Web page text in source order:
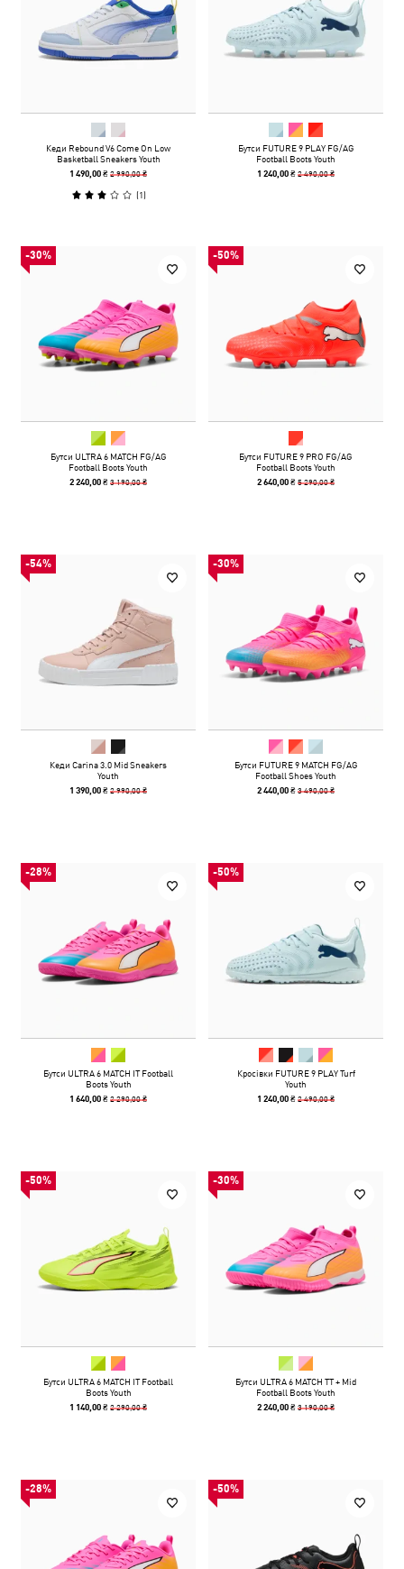
Кеди Rebound V6 Come On Low
Basketball Sneakers Youth
1 490,00 ₴2 990,00 ₴
(1)
Бутси FUTURE 9 PLAY FG/AG
Football Boots Youth
1 240,00 ₴2 490,00 ₴
-30%
Бутси ULTRA 6 MATCH FG/AG
Football Boots Youth
2 240,00 ₴3 190,00 ₴
-50%
Бутси FUTURE 9 PRO FG/AG
Football Boots Youth
2 640,00 ₴5 290,00 ₴
-54%
Кеди Carina 3.0 Mid Sneakers
Youth
1 390,00 ₴2 990,00 ₴
-30%
Бутси FUTURE 9 MATCH FG/AG
Football Shoes Youth
2 440,00 ₴3 490,00 ₴
-28%
Бутси ULTRA 6 MATCH IT Football
Boots Youth
1 640,00 ₴2 290,00 ₴
-50%
Кросівки FUTURE 9 PLAY Turf
Youth
1 240,00 ₴2 490,00 ₴
-50%
Бутси ULTRA 6 MATCH IT Football
Boots Youth
1 140,00 ₴2 290,00 ₴
-30%
Бутси ULTRA 6 MATCH TT + Mid
Football Boots Youth
2 240,00 ₴3 190,00 ₴
-28% -50%